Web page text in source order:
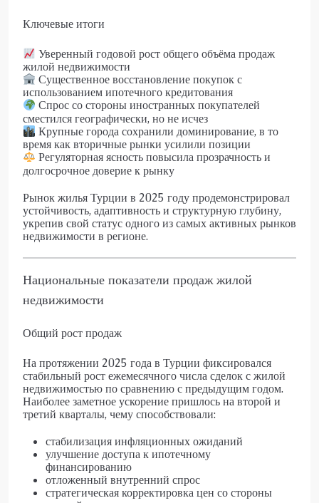
Ключевые итоги
Уверенный годовой рост общего объёма продаж
жилой недвижимости
Существенное восстановление покупок с
использованием ипотечного кредитования
Спрос со стороны иностранных покупателей
сместился географически, но не исчез
Крупные города сохранили доминирование, в то
время как вторичные рынки усилили позиции
Регуляторная ясность повысила прозрачность и
долгосрочное доверие к рынку
Рынок жилья Турции в 2025 году продемонстрировал
устойчивость, адаптивность и структурную глубину,
укрепив свой статус одного из самых активных рынков
недвижимости в регионе.
Национальные показатели продаж жилой
недвижимости
Общий рост продаж
На протяжении 2025 года в Турции фиксировался
стабильный рост ежемесячного числа сделок с жилой
недвижимостью по сравнению с предыдущим годом.
Наиболее заметное ускорение пришлось на второй и
третий кварталы, чему способствовали:
стабилизация инфляционных ожиданий
улучшение доступа к ипотечному
финансированию
отложенный внутренний спрос
стратегическая корректировка цен со стороны